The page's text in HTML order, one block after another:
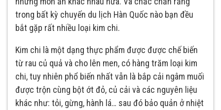
trong bất kỳ chuyến du lịch Hàn Quốc nào bạn đều
bắt gặp rất nhiều loại kim chi.
Kim chi là một dạng thực phẩm được được chế biến
từ rau củ quả và cho lên men, có hàng trăm loại kim
chi, tuy nhiên phổ biến nhất vẫn là bắp cải ngâm muối
được trộn cùng bột ớt đỏ, củ cải và các nguyên liệu
khác như: tỏi, gừng, hành lá… sau đó bảo quản ở nhiệt